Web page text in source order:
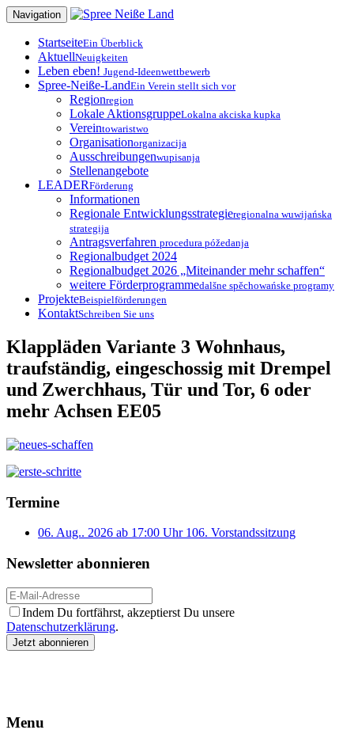
Zum
Inhalt
springen
Navigation
StartseiteEin Überblick
AktuellNeuigkeiten
Leben eben! Jugend-Ideenwettbewerb
Spree-Neiße-LandEin Verein stellt sich vor
Regionregion
Lokale AktionsgruppeLokalna akciska kupka
Vereintowaristwo
Organisationorganizacija
Ausschreibungenwupisanja
Stellenangebote
LEADERFörderung
Informationen
Regionale Entwicklungsstrategieregionalna wuwijańska
strategija
Antragsverfahren procedura póžedanja
Regionalbudget 2024
Regionalbudget 2026 „Miteinander mehr schaffen“
weitere Förderprogrammedalšne spěchowańske programy
ProjekteBeispielförderungen
KontaktSchreiben Sie uns
Klappläden Variante 3 Wohnhaus,
traufständig, eingeschossig mit Drempel
und Zwerchhaus, Tür und Tor, 6 oder
mehr Achsen EE05
Termine
06. Aug.. 2026 ab 17:00 Uhr 106. Vorstandssitzung
Newsletter abonnieren
Indem Du fortfährst, akzeptierst Du unsere
Datenschutzerklärung.
Menu